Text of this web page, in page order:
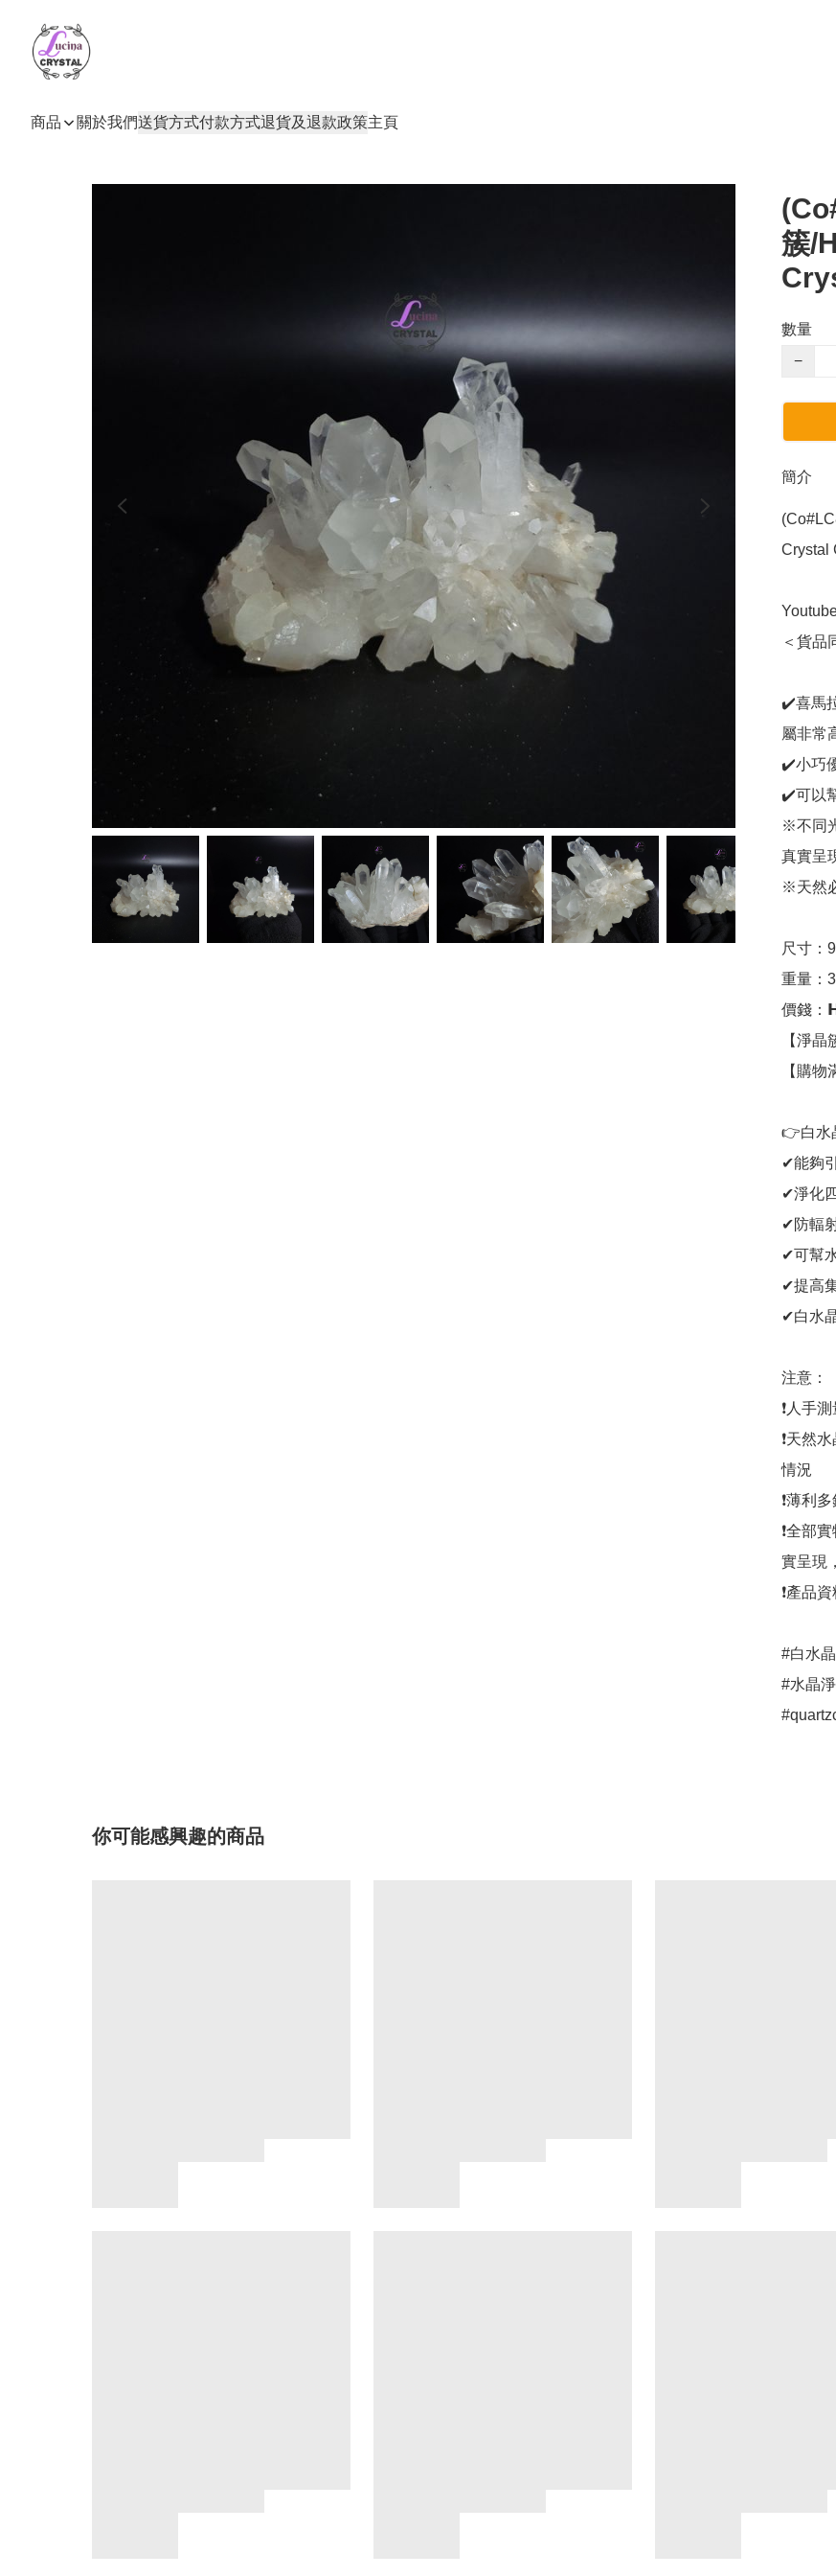
商品 關於我們送貨方式付款方式退貨及退款政策主頁
簇/
數量
−
簡介
Crystal
＜貨品
✔️喜馬
屬非常
✔️小巧
✔️可以
※不同
真實呈
※天然
尺寸：
重量：
價錢
【淨晶
【購
👉白水
✔能夠
✔淨化
✔防輻
✔可幫
✔提高
✔白水
注意：
❗人手
❗天然
情況
❗薄利
❗全部
實呈現
❗產品
#白水
#水晶
你可能感興趣的商品